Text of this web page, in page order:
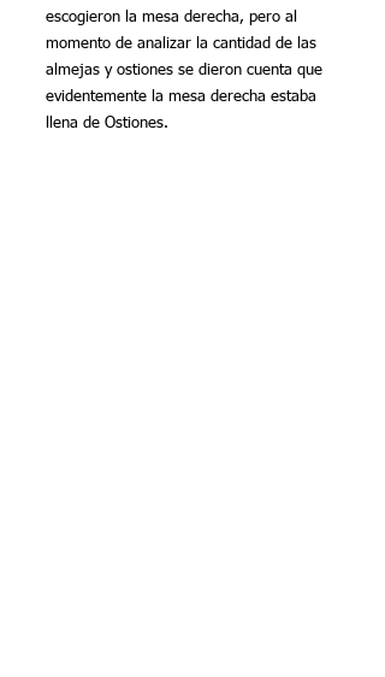
escogieron la mesa derecha, pero al
momento de analizar la cantidad de las
almejas y ostiones se dieron cuenta que
evidentemente la mesa derecha estaba
llena de Ostiones.